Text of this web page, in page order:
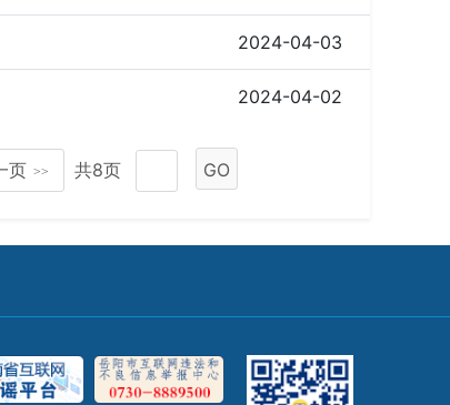
2024-04-03
2024-04-02
页 >> 共8页 GO